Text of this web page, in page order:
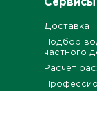
Сервисы
Доставка
Подбор
частного
Расчет